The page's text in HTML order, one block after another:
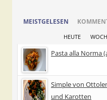
MEISTGELESEN
HEUTE
Pasta alla Norma
Simple von
und Karotten